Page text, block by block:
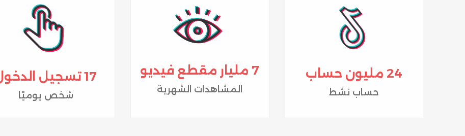
24 مليون حساب
حساب نشط
7 مليار مقطع فيديو
المشاهدات الشهرية
17 تسجيل الدخول
شخص يوميًا